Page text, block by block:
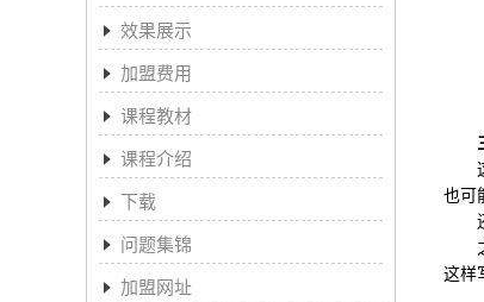
效果展示
加盟费用
课程教材
课程介绍
下载
问题集锦
加盟网址
这
也可
还
之
这样